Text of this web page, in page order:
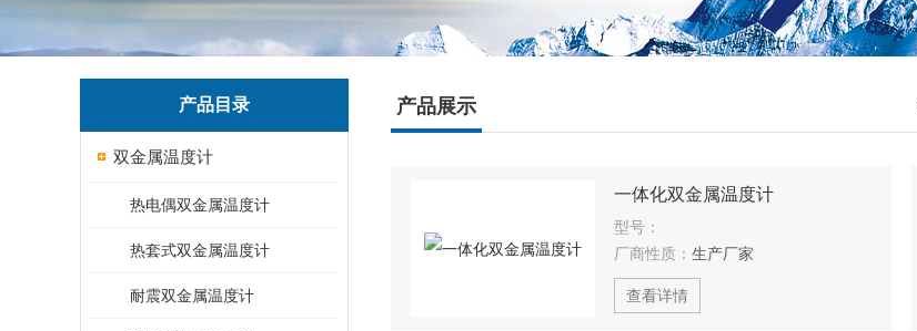
产品目录
双金属温度计
热电偶双金属温度计
热套式双金属温度计
耐震双金属温度计
产品展示
一体化双金属温度计
型号：
厂商性质： 生产厂家
查看详情